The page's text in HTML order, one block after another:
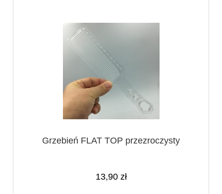
Grzebień FLAT TOP przezroczysty
13,90 zł